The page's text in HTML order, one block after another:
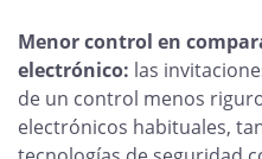
Menor control en
electrónico: las
de un control menos
electrónicos habituales,